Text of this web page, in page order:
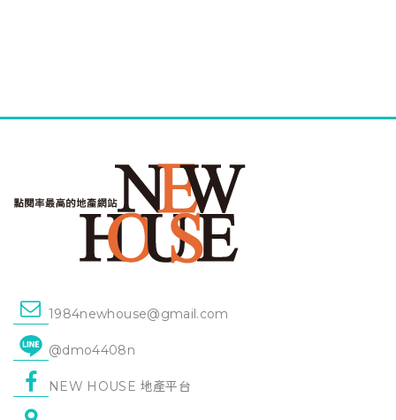
1984newhouse@gmail.com
@dmo4408n
NEW HOUSE 地產平台